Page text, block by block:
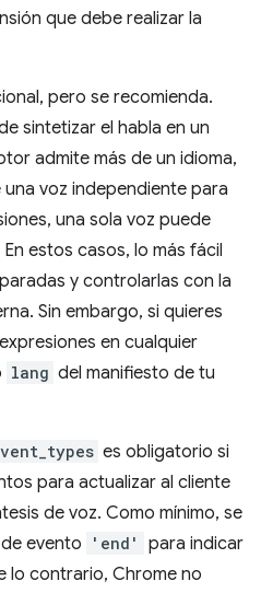
que debe realizar la
pero se recomienda.
sintetizar el habla en un
admite más de un idioma,
voz independiente para
una sola voz puede
estos casos, lo más fácil
y controlarlas con la
Sin embargo, si quieres
en cualquier
lang del manifiesto de tu
es obligatorio si
para actualizar al cliente
de voz. Como mínimo, se
evento
'end'
para indicar
lo contrario, Chrome no